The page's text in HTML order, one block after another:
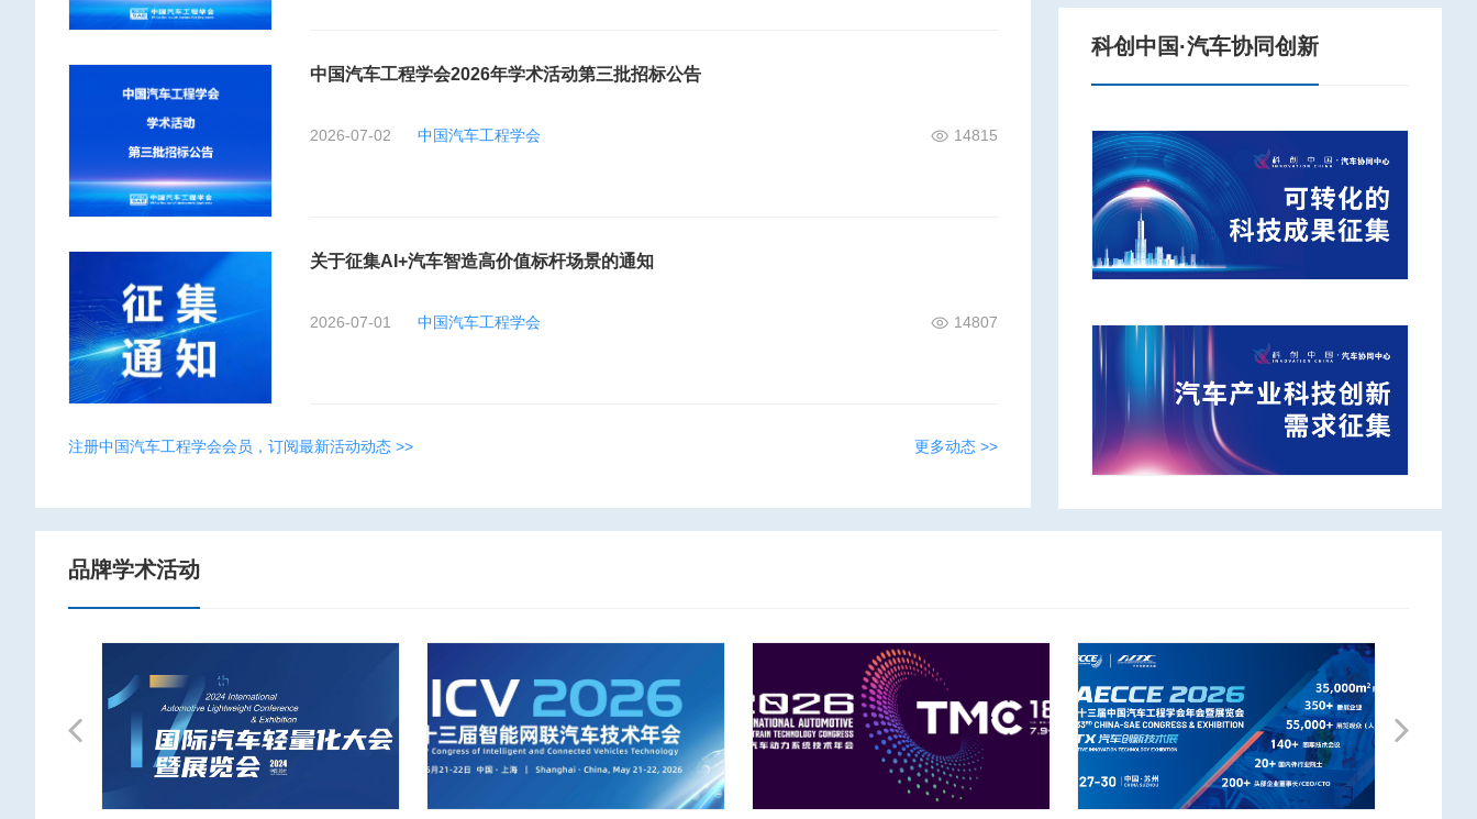
中国汽车工程学会2026年学术活动第三批招标公告
2026-07-02 中国汽车工程学会 14815
关于征集AI+汽车智造高价值标杆场景的通知
2026-07-01 中国汽车工程学会 14807
注册中国汽车工程学会会员，订阅最新活动动态 >> 更多动态 >>
科创中国·汽车协同创新
品牌学术活动
Previous Next